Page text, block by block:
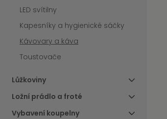
LED svítilny
Kapesníky a hygienické sáčky
Kávovary a káva
Toustovače
Lůžkoviny
Ložní prádlo a froté
Vybavení koupelny